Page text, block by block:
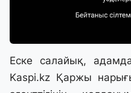
Еске салайық,
Kaspi.kz Қаржы